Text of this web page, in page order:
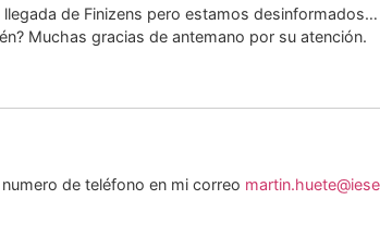
de Finizens pero estamos
Muchas gracias de antemano por su atención.
numero de teléfono en mi correo